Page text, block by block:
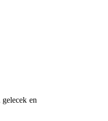
gelecek en